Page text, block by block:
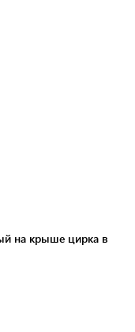
на крыше цирка в